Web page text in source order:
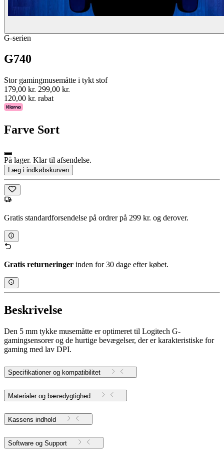
G-serien
G740
Stor gamingmusemåtte i tykt stof
179,00 kr. 299,00 kr.
120,00 kr. rabat
Farve Sort
På lager. Klar til afsendelse.
Læg i indkøbskurven
Gratis standardforsendelse på ordrer på 299 kr. og derover.
Gratis returneringer inden for 30 dage efter købet.
Beskrivelse
Den 5 mm tykke musemåtte er optimeret til Logitech G-
gamingsensorer og de hurtige bevægelser, der er karakteristiske for
gaming med lav DPI.
Specifikationer og kompatibilitet
Materialer og bæredygtighed
Kassens indhold
Software og Support